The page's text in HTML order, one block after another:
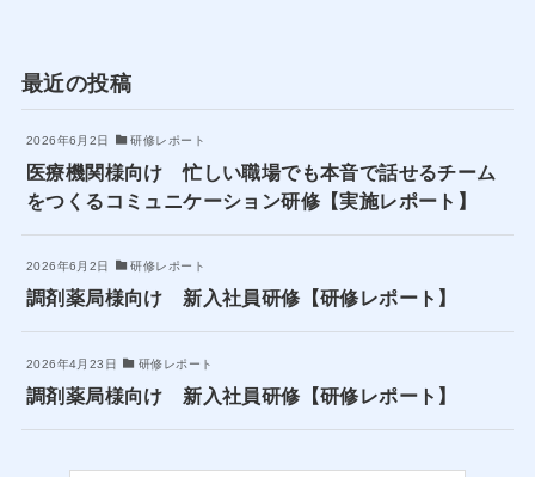
最近の投稿
2026年6月2日 研修レポート
医療機関様向け 忙しい職場でも本音で話せるチーム
をつくるコミュニケーション研修【実施レポート】
2026年6月2日 研修レポート
調剤薬局様向け 新入社員研修【研修レポート】
2026年4月23日 研修レポート
調剤薬局様向け 新入社員研修【研修レポート】